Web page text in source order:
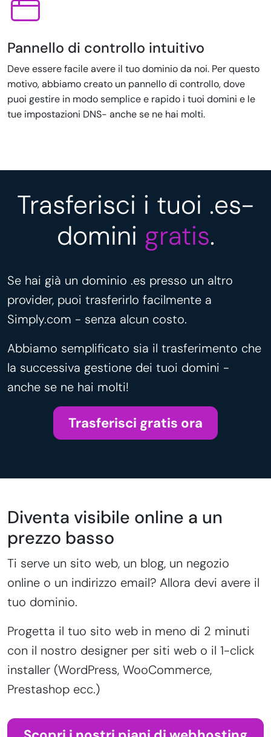
Pannello di controllo intuitivo
Deve essere facile avere il tuo dominio da noi. Per questo
motivo, abbiamo creato un pannello di controllo, dove
puoi gestire in modo semplice e rapido i tuoi domini e le
tue impostazioni DNS- anche se ne hai molti.
Trasferisci i tuoi .es-
domini gratis.
Se hai già un dominio .es presso un altro
provider, puoi trasferirlo facilmente a
Simply.com - senza alcun costo.
Abbiamo semplificato sia il trasferimento che
la successiva gestione dei tuoi domini -
anche se ne hai molti!
Trasferisci gratis ora
Diventa visibile online a un
prezzo basso
Ti serve un sito web, un blog, un negozio
online o un indirizzo email? Allora devi avere il
tuo dominio.
Progetta il tuo sito web in meno di 2 minuti
con il nostro designer per siti web o il 1-click
installer (WordPress, WooCommerce,
Prestashop ecc.)